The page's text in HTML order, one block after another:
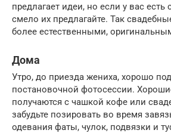
предлагает идеи, но если у вас
смело их предлагайте. Так
более естественными,
Дома
Утро, до приезда жениха, хорошо
постановочной фотосессии.
получаются с чашкой кофе или
забудьте позировать во время
одевания фаты, чулок, подвязки и